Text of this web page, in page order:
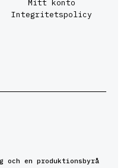
Mitt konto
Integritetspolicy
en produktionsbyrå